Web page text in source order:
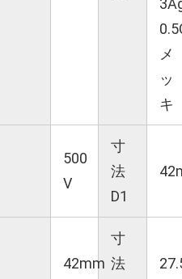
メ
ッ
キ
500
V
寸
法
D1
42mm
寸
法